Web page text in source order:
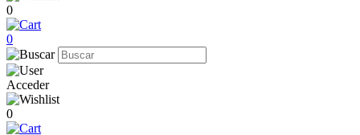
0
0
Acceder
0